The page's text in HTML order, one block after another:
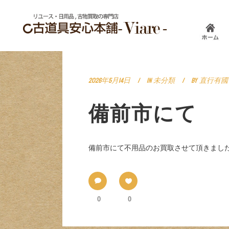
2026年5月14日 In未分類 By直行有國
備前市にて
備前市にて不用品のお買取させて頂きまし
0 0